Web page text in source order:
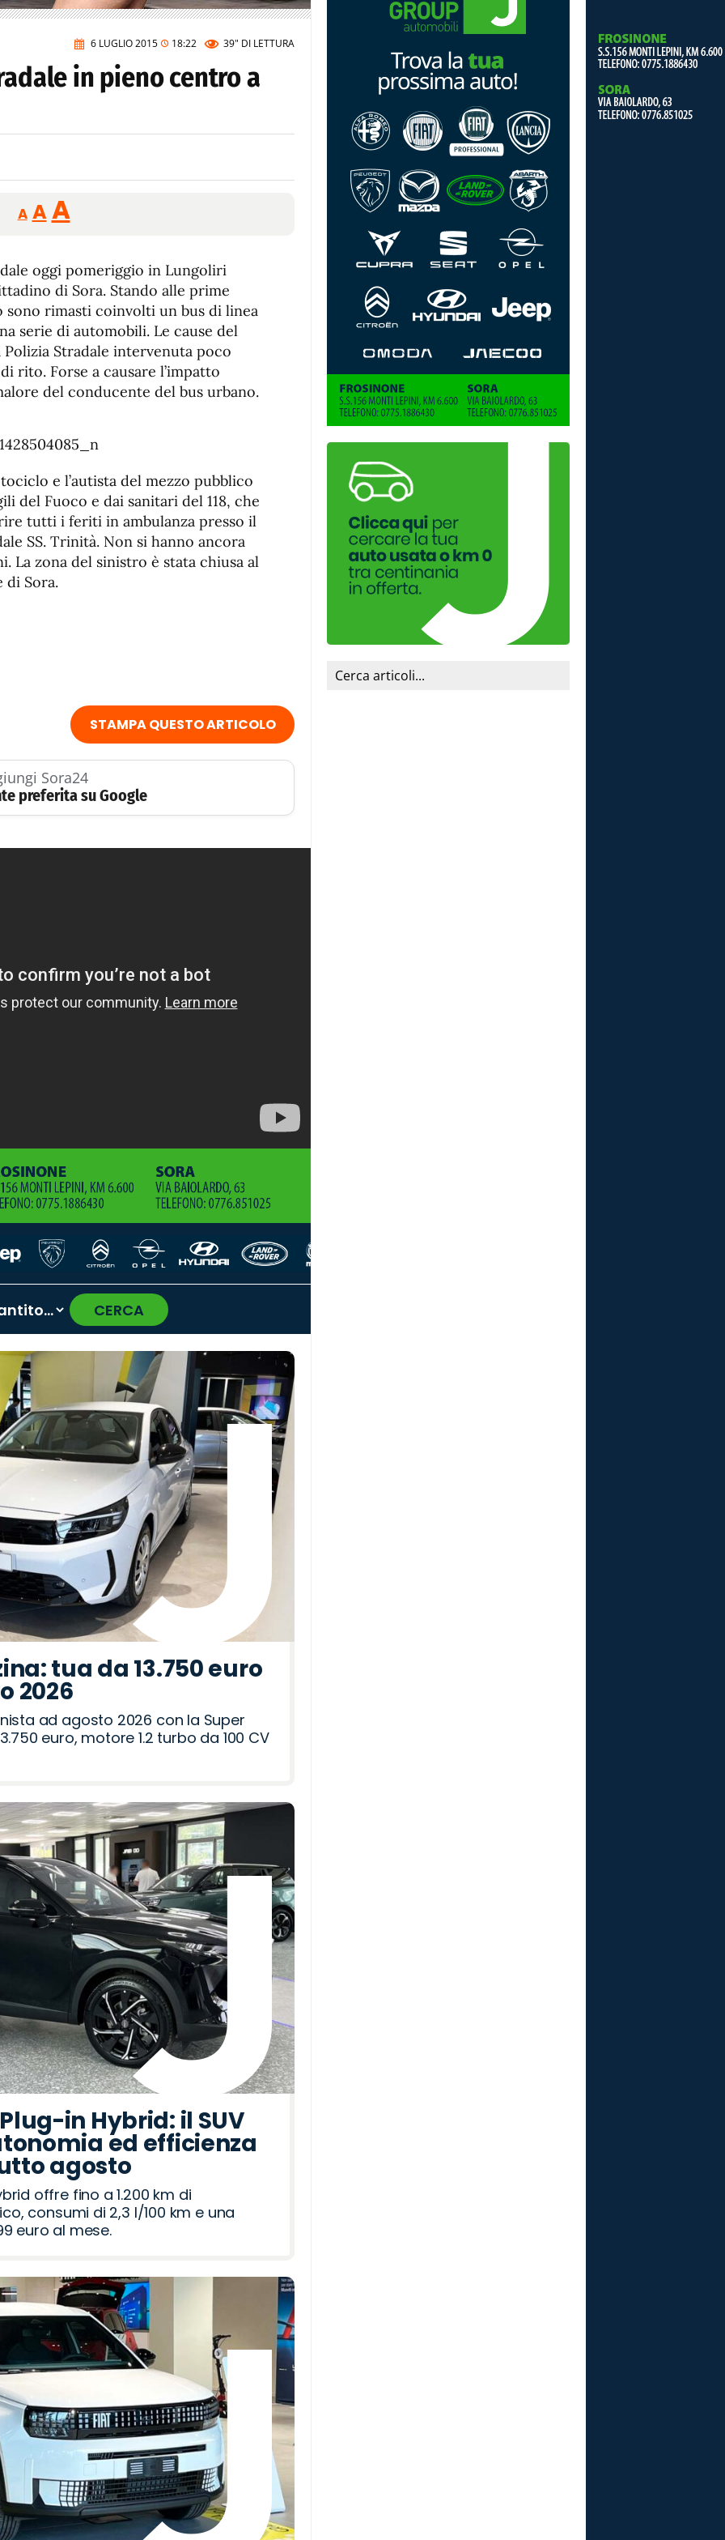
6 LUGLIO 2015 18:22 39" DI LETTURA
in pieno centro a
A
Reducir
tamaño
A Restablecer
tamaño
de
fuente
AAumentar
de
fuente.
oggi pomeriggio in Lungoliri
di Sora. Stando alle prime
rimasti coinvolti un bus di linea
serie di automobili. Le cause del
Stradale intervenuta poco
rito. Forse a causare l’impatto
del conducente del bus urbano.
e l’autista del mezzo pubblico
del Fuoco e dai sanitari del 118, che
tutti i feriti in ambulanza presso il
SS. Trinità. Non si hanno ancora
La zona del sinistro è stata chiusa al
di Sora.
STAMPA QUESTO ARTICOLO
Sora24
preferita su Google
CERCA
›
tua da 13.750 euro
2026
ad agosto 2026 con la Super
euro, motore 1.2 turbo da 100 CV
in Hybrid: il SUV
ed efficienza
agosto
offre fino a 1.200 km di
consumi di 2,3 l/100 km e una
euro al mese.